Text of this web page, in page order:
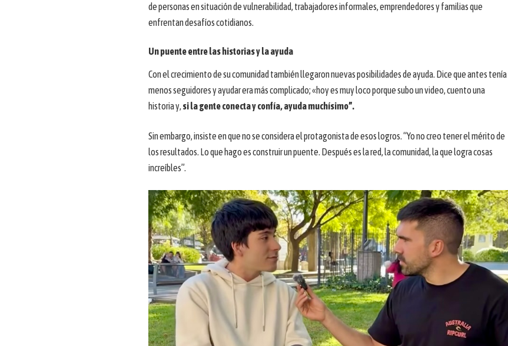
de personas en situación de vulnerabilidad, trabajadores informales, emprendedores y familias que
enfrentan desafíos cotidianos.
Un puente entre las historias y la ayuda
Con el crecimiento de su comunidad también llegaron nuevas posibilidades de ayuda. Dice que antes tenía
menos seguidores y ayudar era más complicado; «hoy es muy loco porque subo un video, cuento una
historia y, si la gente conecta y confía, ayuda muchísimo”.
Sin embargo, insiste en que no se considera el protagonista de esos logros. “Yo no creo tener el mérito de
los resultados. Lo que hago es construir un puente. Después es la red, la comunidad, la que logra cosas
increíbles”.